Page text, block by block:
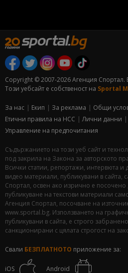
Copyright © 2007-2026 Агенция Спортал.
Този уебсайт е собственост на Sportal
За нас Екип За рекламa
Общи
Етични правила на НСС
Лични данни
Управление на предпочитания
Съдържанието на този уеб сайт и
под закрила на Закона за авторското
Всички статии, репортажи, интервюта и
видео материали, публикувани в сайта,
Спортал, освен ако изрично е посочено
публикуване на текстови материали
Агенция Спортал, посочване на
www.sportal.bg. Използването на
публикувани в сайта, е строго
санкционирани с цялата строгост на
Свали БЕЗПЛАТНОТО приложение за:
iOS Android